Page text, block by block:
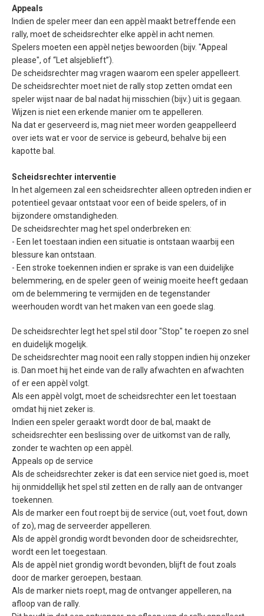
Appeals
Indien de speler meer dan een appèl maakt betreffende een
rally, moet de scheidsrechter elke appèl in acht nemen.
Spelers moeten een appèl netjes bewoorden (bijv. "Appeal
please", of “Let alsjeblieft”).
De scheidsrechter mag vragen waarom een speler appelleert.
De scheidsrechter moet niet de rally stop zetten omdat een
speler wijst naar de bal nadat hij misschien (bijv.) uit is gegaan.
Wijzen is niet een erkende manier om te appelleren.
Na dat er geserveerd is, mag niet meer worden geappelleerd
over iets wat er voor de service is gebeurd, behalve bij een
kapotte bal.
Scheidsrechter interventie
In het algemeen zal een scheidsrechter alleen optreden indien er
potentieel gevaar ontstaat voor een of beide spelers, of in
bijzondere omstandigheden.
De scheidsrechter mag het spel onderbreken en:
- Een let toestaan indien een situatie is ontstaan waarbij een
blessure kan ontstaan.
- Een stroke toekennen indien er sprake is van een duidelijke
belemmering, en de speler geen of weinig moeite heeft gedaan
om de belemmering te vermijden en de tegenstander
weerhouden wordt van het maken van een goede slag.
De scheidsrechter legt het spel stil door "Stop" te roepen zo snel
en duidelijk mogelijk.
De scheidsrechter mag nooit een rally stoppen indien hij onzeker
is. Dan moet hij het einde van de rally afwachten en afwachten
of er een appèl volgt.
Als een appèl volgt, moet de scheidsrechter een let toestaan
omdat hij niet zeker is.
Indien een speler geraakt wordt door de bal, maakt de
scheidsrechter een beslissing over de uitkomst van de rally,
zonder te wachten op een appèl.
Appeals op de service
Als de scheidsrechter zeker is dat een service niet goed is, moet
hij onmiddellijk het spel stil zetten en de rally aan de ontvanger
toekennen.
Als de marker een fout roept bij de service (out, voet fout, down
of zo), mag de serveerder appelleren.
Als de appèl grondig wordt bevonden door de scheidsrechter,
wordt een let toegestaan.
Als de appèl niet grondig wordt bevonden, blijft de fout zoals
door de marker geroepen, bestaan.
Als de marker niets roept, mag de ontvanger appelleren, na
afloop van de rally.